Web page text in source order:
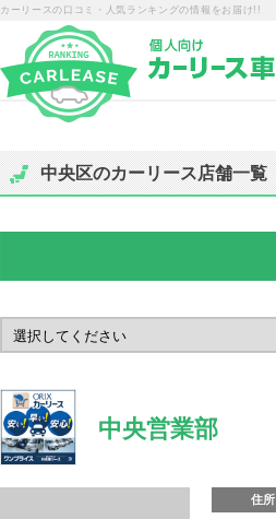
カーリースの口コミ・人気ランキングの情報をお届け!!
中央区のカーリース店舗一覧
中央営業部
住所